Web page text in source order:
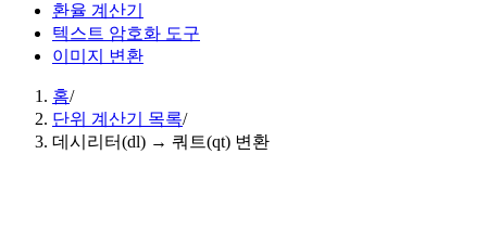
환율 계산기
텍스트 암호화 도구
이미지 변환
홈/
단위 계산기 목록/
데시리터(dl) → 쿼트(qt) 변환